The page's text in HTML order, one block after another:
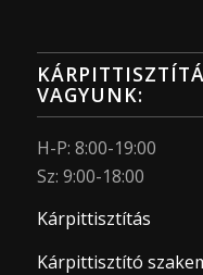
VAGYUNK:
H-P: 8:00-19:00
Sz: 9:00-18:00
Kárpittisztítás
Kárpittisztító